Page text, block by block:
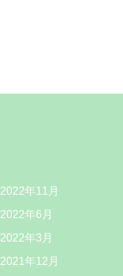
2022年11月
2022年6月
2022年3月
2021年12月